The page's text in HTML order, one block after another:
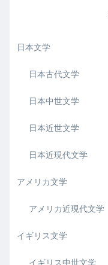
日本文学
日本古代文学
日本中世文学
日本近世文学
日本近現代文学
アメリカ文学
アメリカ近現代文学
イギリス文学
イギリス中世文学